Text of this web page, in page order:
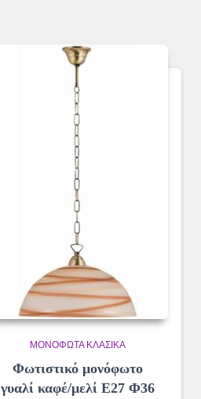
ΜΟΝΌΦΩΤΑ ΚΛΑΣΙΚΆ
Φωτιστικό μονόφωτο
γυαλί καφέ/μελί Ε27 Φ36